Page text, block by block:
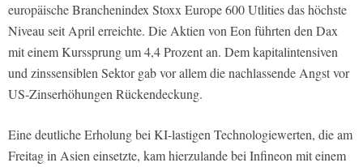
europäische Branchenindex Stoxx Europe 600 Utlities das höchste
Niveau seit April erreichte. Die Aktien von Eon führten den Dax
mit einem Kurssprung um 4,4 Prozent an. Dem kapitalintensiven
und zinssensiblen Sektor gab vor allem die nachlassende Angst vor
US-Zinserhöhungen Rückendeckung.
Eine deutliche Erholung bei KI-lastigen Technologiewerten, die am
Freitag in Asien einsetzte, kam hierzulande bei Infineon mit einem